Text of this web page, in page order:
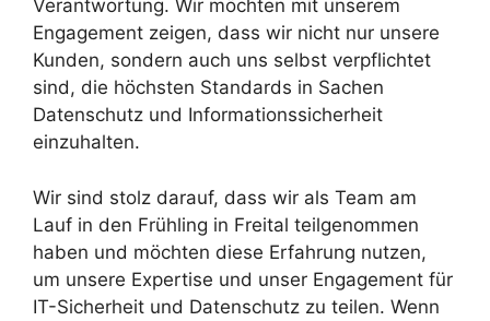
Verantwortung. Wir möchten mit unserem
Engagement zeigen, dass wir nicht nur unsere
Kunden, sondern auch uns selbst verpflichtet
sind, die höchsten Standards in Sachen
Datenschutz und Informationssicherheit
einzuhalten.
Wir sind stolz darauf, dass wir als Team am
Lauf in den Frühling in Freital teilgenommen
haben und möchten diese Erfahrung nutzen,
um unsere Expertise und unser Engagement für
IT-Sicherheit und Datenschutz zu teilen. Wenn